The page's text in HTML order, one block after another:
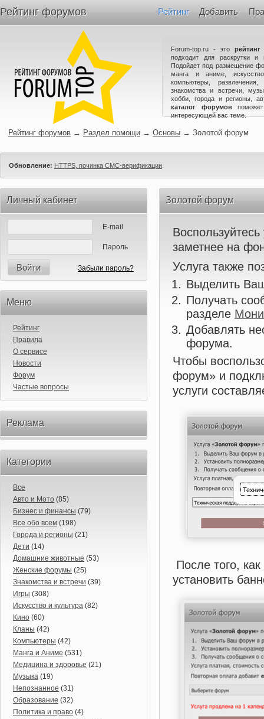
Рейтинг форумов Рейтинг Добавить
Forum-top.ru - это
подходит для раскрутки и
Подойдет под размещение
манга и аниме,
компьютеры,
знакомства и встречи,
хобби, города и регионы,
каталог форумов
интересующей вас теме.
Рейтинг форумов → Раздел помощи → Основы → Золотой форум
Обновление: HTTPS, починка СМС-верификации
Личный кабинет
E-mail
Пароль
Войти Забыли пароль?
Меню
Рейтинг
Правила
О сервисе
Новости
Форум
Частые вопросы
Реклама
Категории
Все
Авто и Мото (85)
Бизнес и финансы (79)
Все обо всем (198)
Города и регионы (21)
Дети (14)
Домашние животные (53)
Женские форумы (25)
Знакомства и встречи (39)
Игры (308)
Искусство и культура (82)
Кино (60)
Кланы (42)
Компьютеры (42)
Манга и Аниме (531)
Медицина и здоровье (21)
Музыка (19)
Непознанное (31)
Образование (32)
Политика и право (4)
Золотой форум
заметнее на
Услуга также
Выделить
Получать
разделе
Добавлять
форума.
Чтобы
форум» и
услуги
После того,
установить